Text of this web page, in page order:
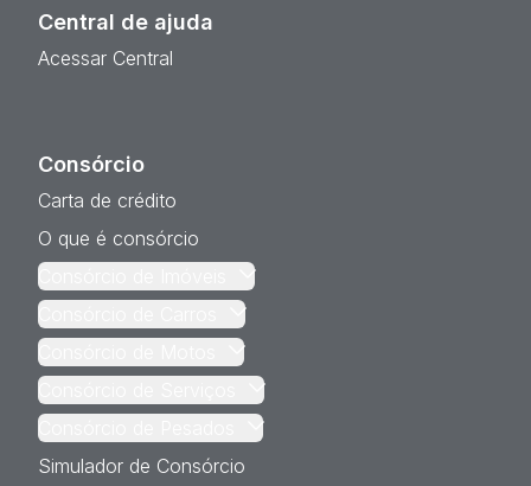
Central de ajuda
Acessar Central
Consórcio
Carta de crédito
O que é consórcio
Simulador de Consórcio